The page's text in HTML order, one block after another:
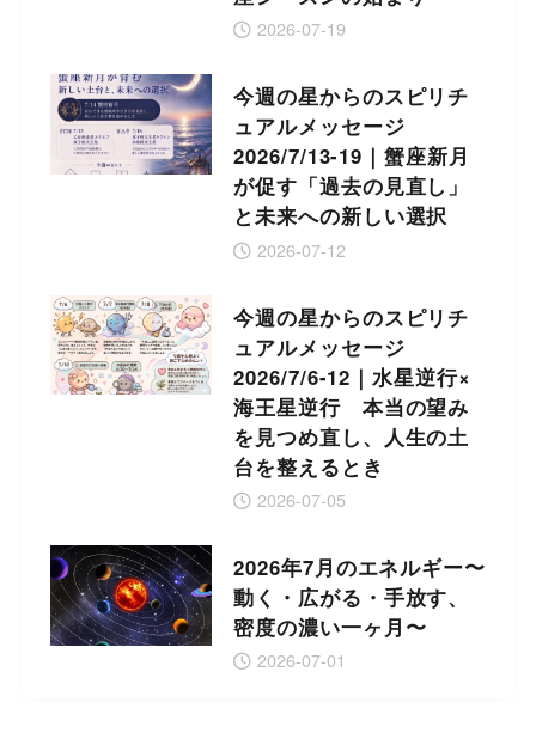
2026-07-19
今週の星からのスピリチ
ュアルメッセージ
2026/7/13-19｜蟹座新月
が促す「過去の見直し」
と未来への新しい選択
2026-07-12
今週の星からのスピリチ
ュアルメッセージ
2026/7/6-12｜水星逆行×
海王星逆行 本当の望み
を見つめ直し、人生の土
台を整えるとき
2026-07-05
2026年7月のエネルギー〜
動く・広がる・手放す、
密度の濃い一ヶ月〜
2026-07-01